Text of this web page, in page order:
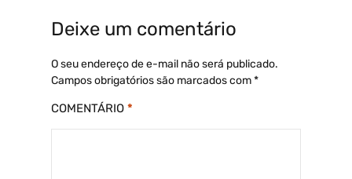
Deixe um comentário
O seu endereço de e-mail não será publicado.
Campos obrigatórios são marcados com*
COMENTÁRIO *